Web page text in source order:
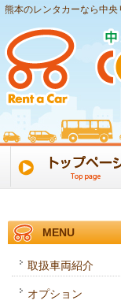
熊本のレンタカーなら中央
MENU
取扱車両紹介
オプション